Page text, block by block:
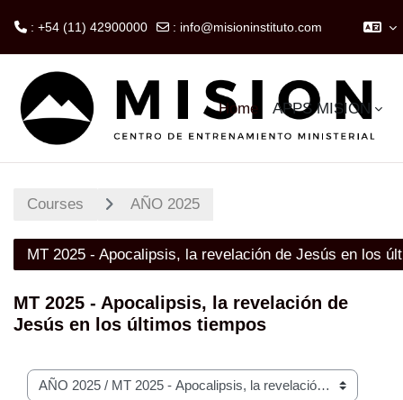
: +54 (11) 42900000 : info@misioninstituto.com
Home APPS MISION
Courses AÑO 2025
MT 2025 - Apocalipsis, la revelación de Jesús en los
MT 2025 - Apocalipsis, la revelación de
Jesús en los últimos tiempos
Course categories